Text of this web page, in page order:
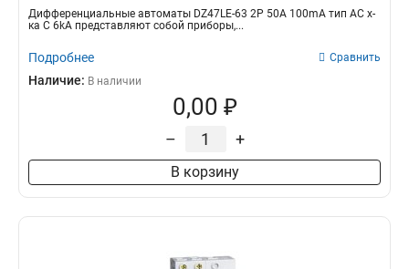
Дифференциальные автоматы DZ47LE-63 2P 50A 100mA тип AC х-
ка С 6kA представляют собой приборы,...
Подробнее Сравнить
Наличие: В наличии
0,00 ₽
– +
В корзину